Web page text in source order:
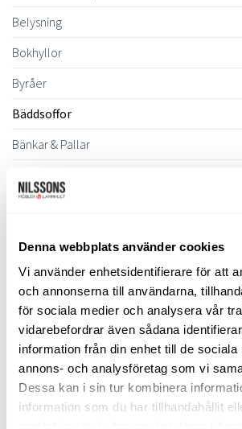
Denna webbplats använder cookies
Vi använder enhetsidentifierare för att
och annonserna till användarna,
för sociala medier och analysera vår
vidarebefordrar även sådana
information från din enhet till de sociala
annons- och analysföretag som vi
Dessa kan i sin tur kombinera
information som du har tillhandahållit
Belysning
Bokhyllor
Byråer
Bäddsoffor
Bänkar & Pallar
Hallmöbler
Ljusbelysta Glastavlor
Matbord & Köksbord
Matgrupper
Mattor
Möbelvård